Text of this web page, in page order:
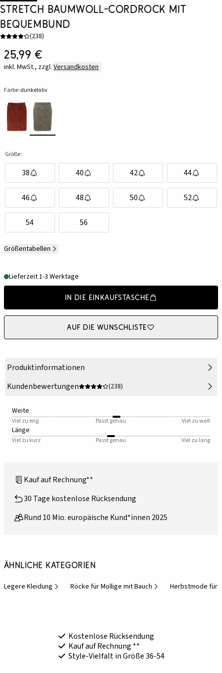
Stretch Baumwoll-Cordrock mit
Bequembund
(238)
25,99 €
inkl. MwSt., zzgl. Versandkosten
Farbe:dunkeloliv
Größe:
38 40 42 44
46 48 50 52
54 56
Größentabellen
Lieferzeit 1-3 Werktage
In die Einkaufstasche
Auf die Wunschliste
Produktinformationen
Kundenbewertungen
(238)
Weite
Viel zu eng Passt genau Viel zu weit
Länge
Viel zu kurz Passt genau Viel zu lang
Kauf auf Rechnung**
30 Tage kostenlose Rücksendung
Rund 10 Mio. europäische Kund*innen 2025
Ähnliche Kategorien
Legere Kleidung Röcke für Mollige mit Bauch Herbstmode für
Kostenlose Rücksendung
Kauf auf Rechnung **
Style-Vielfalt in Größe 36-54